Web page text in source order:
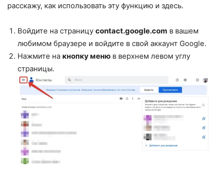
расскажу, как использовать эту функцию и здесь.
Войдите на страницу contact.google.com в вашем
любимом браузере и войдите в свой аккаунт Google.
Нажмите на кнопку меню в верхнем левом углу
страницы.